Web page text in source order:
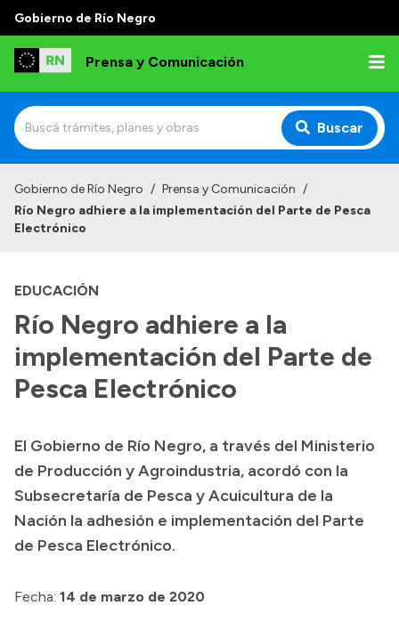
Gobierno de Río Negro
Prensa y Comunicación
Buscar
Institucional
Referentes de prensa
Archivo de noticias
Transparencia
Boletín Oficial
Compras y licitaciones
Consulta de expedientes
Consulta de pago a proveedores
Intranet
Gobierno de Río Negro / Prensa y Comunicación /
Río Negro adhiere a la implementación del Parte de Pesca
Electrónico
EDUCACIÓN
Río Negro adhiere a la
implementación del Parte de
Pesca Electrónico
El Gobierno de Río Negro, a través del Ministerio
de Producción y Agroindustria, acordó con la
Subsecretaría de Pesca y Acuicultura de la
Nación la adhesión e implementación del Parte
de Pesca Electrónico.
Fecha: 14 de marzo de 2020